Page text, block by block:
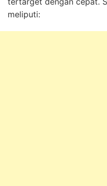
meliputi: